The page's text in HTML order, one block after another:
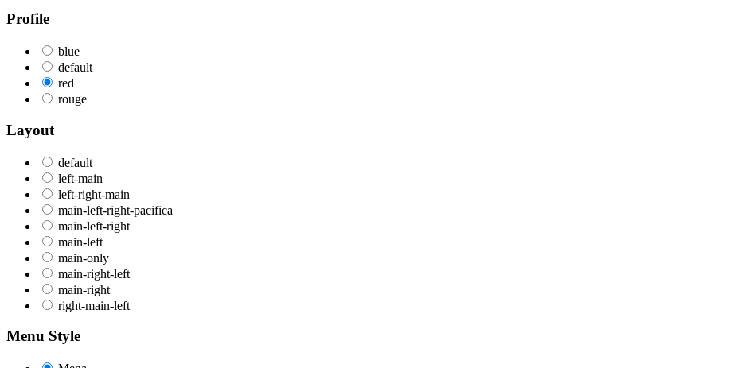
Profile
blue
default
red
rouge
Layout
default
left-main
left-right-main
main-left-right-pacifica
main-left-right
main-left
main-only
main-right-left
main-right
right-main-left
Menu Style